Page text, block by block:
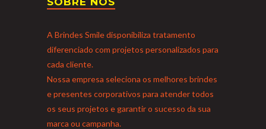
A Brindes Smile disponibiliza tratamento
diferenciado com projetos personalizados para
cada cliente.
Nossa empresa seleciona os melhores brindes
e presentes corporativos para atender todos
os seus projetos e garantir o sucesso da sua
marca ou campanha.